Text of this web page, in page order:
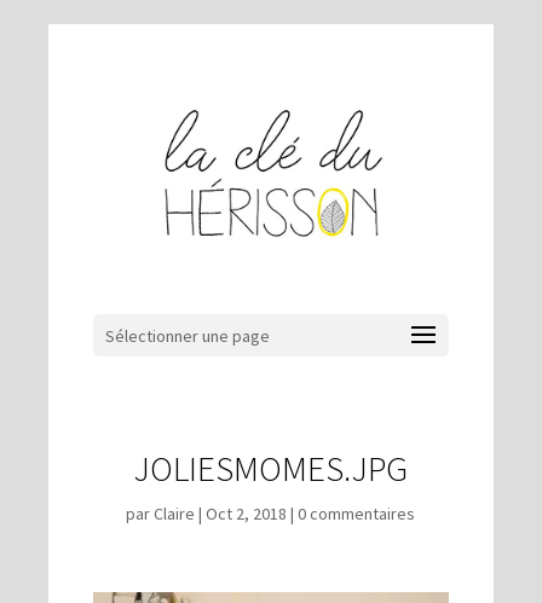
Sélectionner une page
JOLIESMOMES.JPG
parClaire |Oct 2, 2018 |0 commentaires